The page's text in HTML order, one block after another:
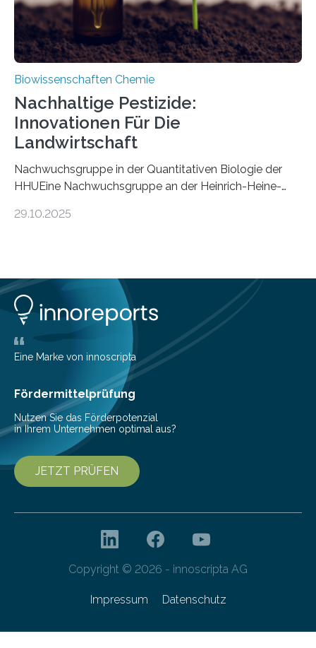
Biowissenschaften Chemie
Nachhaltige Pestizide:
Innovationen Für Die
Landwirtschaft
Nachwuchsgruppe in der Quantitativen Biologie der
HHUEine Nachwuchsgruppe an der Heinrich-Heine-
fünf Jahren erforschen, wie Bakterien auf
Insektenblume. Das Bundesministerium für Forschung,
Technologie und Raumfahrt (BMFTR) fördert das
Projekt im Rahmen der Nationalen
Bioökonomiestrategie mit rund 2,7 Millionen Euro.
Pestizide sind äußerst wichtig, um die globale
Ernährung zu sichern. Ohne sie besteht die weltweite
Gefahr erheblicher…
29.10.2025
Eine Marke von innoscripta
Fördermittelprüfung
Nutzen Sie das Förderpotenzial
in Ihrem Unternehmen optimal aus?
JETZT PRÜFEN
Copyright © 2026 - innoscripta AG
Impressum Datenschutz